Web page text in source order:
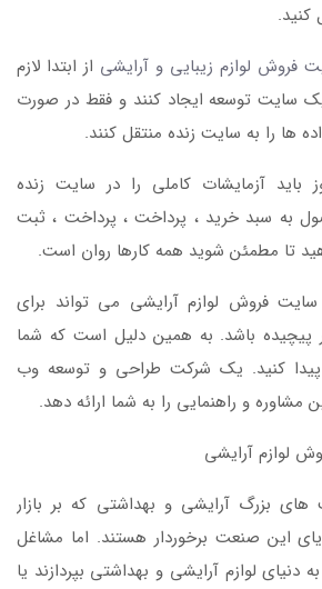
کنید.
فروش لوازم زیبایی و آرایشی از ابتدا لازم
سایت توسعه ایجاد کنند و فقط در صورت
ها را به سایت زنده منتقل کنند.
باید آزمایشات کاملی را در سایت زنده
به سبد خرید ، پرداخت ، پرداخت ، ثبت
تا مطمئن شوید همه کارها روان است.
فروش لوازم آرایشی می تواند برای
پیچیده باشد. به همین دلیل است که شما
کنید. یک شرکت طراحی و توسعه وب
و راهنمایی را به شما ارائه دهد.
لوازم آرایشی
بزرگ آرایشی و بهداشتی که بر بازار
این صنعت برخوردار هستند. اما مشاغل
لوازم آرایشی و بهداشتی بپردازند یا